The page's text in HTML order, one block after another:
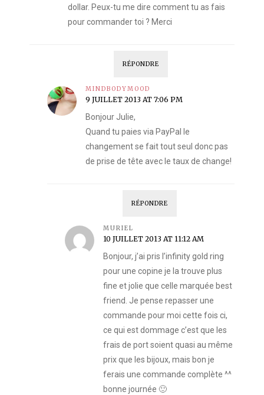
dollar. Peux-tu me dire comment tu as fais
pour commander toi ? Merci
RÉPONDRE
MINDBODYMOOD
9 JUILLET 2013 AT 7:06 PM
Bonjour Julie,
Quand tu paies via PayPal le
changement se fait tout seul donc pas
de prise de tête avec le taux de change!
RÉPONDRE
MURIEL
10 JUILLET 2013 AT 11:12 AM
Bonjour, j’ai pris l’infinity gold ring
pour une copine je la trouve plus
fine et jolie que celle marquée best
friend. Je pense repasser une
commande pour moi cette fois ci,
ce qui est dommage c’est que les
frais de port soient quasi au même
prix que les bijoux, mais bon je
ferais une commande complète ^^
bonne journée 🙂